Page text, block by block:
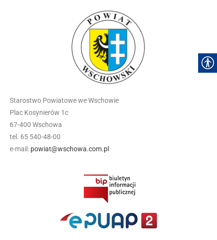
Starostwo Powiatowe we Wschowie
Plac Kosynierów 1c
67-400 Wschowa
tel. 65 540-48-00
e-mail: powiat@wschowa.com.pl